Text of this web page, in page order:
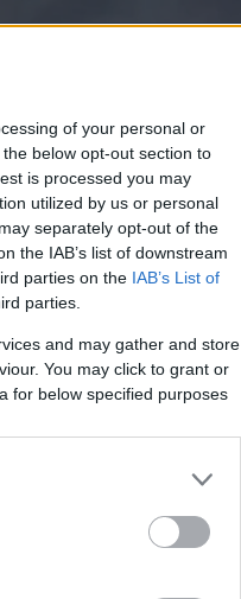
of your personal or
below opt-out section to
is processed you may
utilized by us or personal
separately opt-out of the
the IAB’s list of downstream
parties on the IAB’s List of
parties.
and may gather and store
You may click to grant or
for below specified purposes